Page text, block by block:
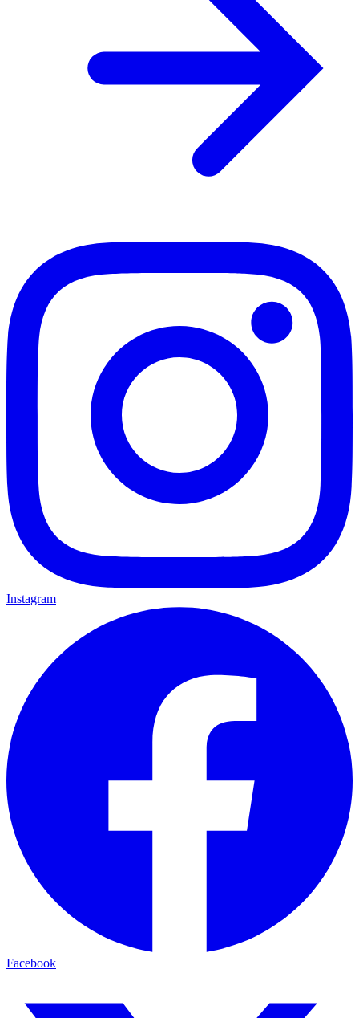
Instagram
Facebook